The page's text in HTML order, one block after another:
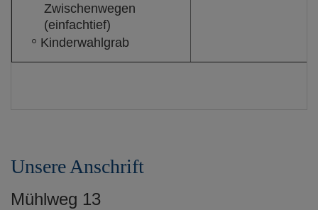
Zwischenwegen
(einfachtief)
Kinderwahlgrab
Unsere Anschrift
Mühlweg 13